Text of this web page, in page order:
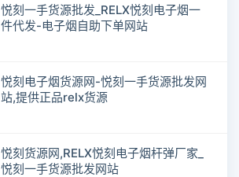
悦刻一手货源批发_RELX悦刻电子烟一
件代发-电子烟自助下单网站
悦刻电子烟货源网-悦刻一手货源批发网
站,提供正品relx货源
悦刻货源网,RELX悦刻电子烟杆弹厂家_
悦刻一手货源批发网站